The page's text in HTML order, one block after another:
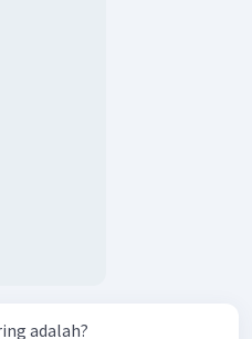
adalah?